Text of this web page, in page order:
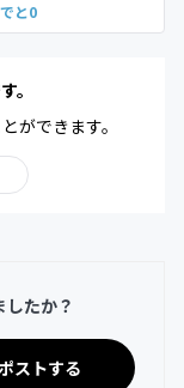
と0
。
ができます。
したか？
ストする